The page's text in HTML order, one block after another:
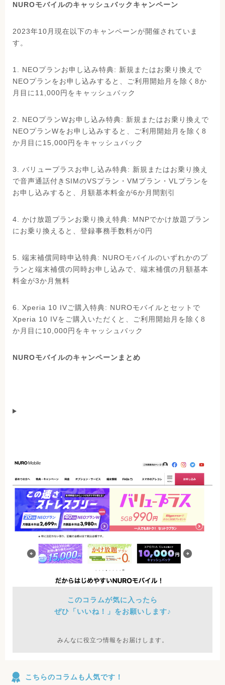
NUROモバイルのキャッシュバックキャンペーン
2023年10月現在以下のキャンペーンが開催されていま
す。
1. NEOプランお申し込み特典: 新規またはお乗り換えで
NEOプランをお申し込みすると、ご利用開始月を除く8か
月目に11,000円をキャッシュバック
2. NEOプランWお申し込み特典: 新規またはお乗り換えで
NEOプランWをお申し込みすると、ご利用開始月を除く8
か月目に15,000円をキャッシュバック
3. バリュープラスお申し込み特典: 新規またはお乗り換え
で音声通話付きSIMのVSプラン・VMプラン・VLプランを
お申し込みすると、月額基本料金が6か月間割引
4. かけ放題プランお乗り換え特典: MNPでかけ放題プラン
にお乗り換えると、登録事務手数料が0円
5. 端末補償同時申込特典: NUROモバイルのいずれかのプ
ランと端末補償の同時お申し込みで、端末補償の月額基本
料金が3か月無料
6. Xperia 10 IVご購入特典: NUROモバイルとセットで
Xperia 10 IVをご購入いただくと、ご利用開始月を除く8
か月目に10,000円をキャッシュバック
NUROモバイルのキャンペーンまとめ
このコラムが気に入ったら
ぜひ「いいね！」をお願いします♪
みんなに役立つ情報をお届けします。
こちらのコラムも人気です！